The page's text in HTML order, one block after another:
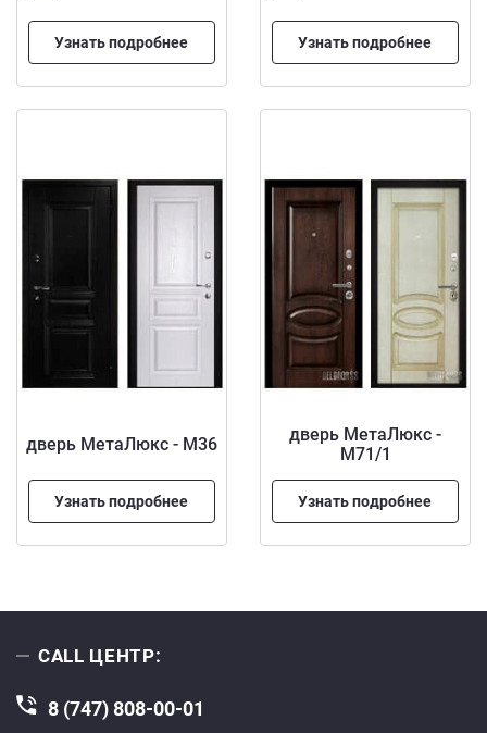
Узнать подробнее Узнать подробнее
дверь МетаЛюкс - М36
Узнать подробнее
дверь МетаЛюкс -
М71/1
Узнать подробнее
CALL ЦЕНТР:
8 (747) 808-00-01